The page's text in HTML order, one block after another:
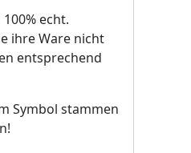
echt.
ihre Ware nicht
entsprechend
Symbol stammen